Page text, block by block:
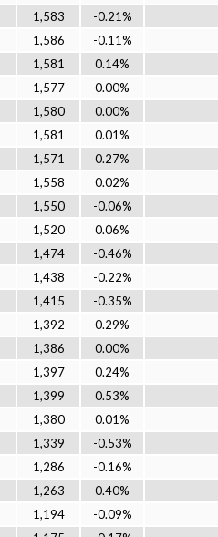
1,583
-0.21%
1,586
-0.11%
1,581
0.14%
1,577
0.00%
1,580
0.00%
1,581
0.01%
1,571
0.27%
1,558
0.02%
1,550
-0.06%
1,520
0.06%
1,474
-0.46%
1,438
-0.22%
1,415
-0.35%
1,392
0.29%
1,386
0.00%
1,397
0.24%
1,399
0.53%
1,380
0.01%
1,339
-0.53%
1,286
-0.16%
1,263
0.40%
1,194
-0.09%